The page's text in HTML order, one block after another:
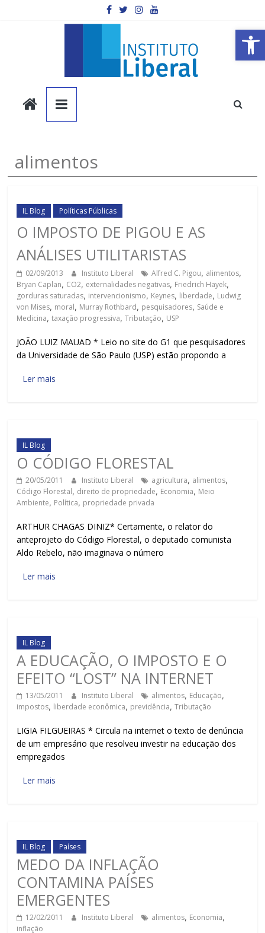
Barra de Ferramentas Aberta
Instituto
Liberal
é
mais
importante
da
sociedade.
alimentos
IL Blog Políticas Públicas
O IMPOSTO DE PIGOU E AS
ANÁLISES UTILITARISTAS
02/09/2013 Instituto Liberal Alfred C. Pigou, alimentos,
Bryan Caplan, CO2, externalidades negativas, Friedrich Hayek,
gorduras saturadas, intervencionismo, Keynes, liberdade, Ludwig
von Mises, moral, Murray Rothbard, pesquisadores, Saúde e
Medicina,taxação progressiva,Tributação, USP
JOÃO LUIZ MAUAD * Leio no site do G1 que pesquisadores
da Universidade de São Paulo (USP) estão propondo a
Ler mais
IL Blog
O CÓDIGO FLORESTAL
20/05/2011 Instituto Liberal agricultura, alimentos,
Código Florestal, direito de propriedade, Economia, Meio
Ambiente, Política, propriedade privada
ARTHUR CHAGAS DINIZ* Certamente, o relator do
anteprojeto do Código Florestal, o deputado comunista
Aldo Rebelo, não imaginava o número
Ler mais
IL Blog
A EDUCAÇÃO, O IMPOSTO E O
EFEITO “LOST” NA INTERNET
13/05/2011 Instituto Liberal alimentos, Educação,
impostos, liberdade econômica, previdência,Tributação
LIGIA FILGUEIRAS * Circula na internet o texto de denúncia
de um empresário que resolveu investir na educação dos
empregados
Ler mais
IL Blog Países
MEDO DA INFLAÇÃO
CONTAMINA PAÍSES
EMERGENTES
12/02/2011 Instituto Liberal alimentos, Economia,
inflação